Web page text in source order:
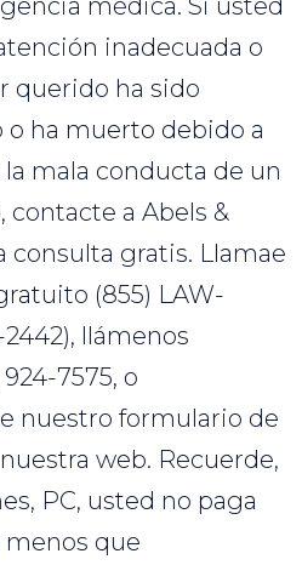
médica. Si usted
inadecuada o
querido ha sido
ha muerto debido a
mala conducta de un
a Abels &
consulta gratis. Llamae
(855) LAW-
llámenos
7575, o
nuestro formulario de
web. Recuerde,
PC, usted no paga
que